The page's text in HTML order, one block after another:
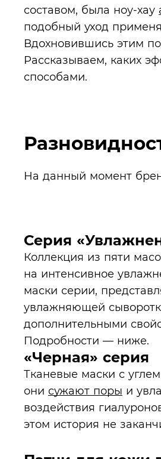
составом, была ноу-хау
подобный уход
Вдохновившись этим
Рассказываем, каких
способами.
На данный момент
Серия
Коллекция из пяти
на интенсивное
маски серии,
увлажняющей
дополнительными
Подробности — ниже.
«Черная» серия
Тканевые маски с
они сужают поры и
воздействия
этом история не